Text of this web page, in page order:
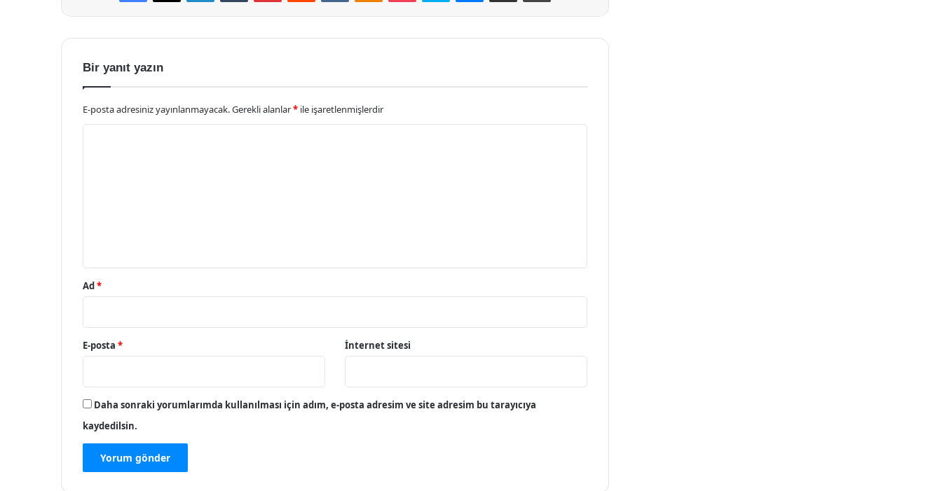
Bir yanıt yazın
E-posta adresiniz yayınlanmayacak.Gerekli alanlar* ile işaretlenmişlerdir
Ad*
E-posta * İnternet sitesi
Daha sonraki yorumlarımda kullanılması için adım, e-posta adresim ve site adresim bu tarayıcıya
kaydedilsin.